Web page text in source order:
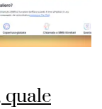
quale